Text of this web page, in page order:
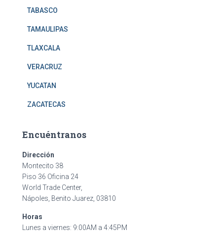
TABASCO
TAMAULIPAS
TLAXCALA
VERACRUZ
YUCATAN
ZACATECAS
Encuéntranos
Dirección
Montecito 38
Piso 36 Oficina 24
World Trade Center,
Nápoles, Benito Juarez, 03810
Horas
Lunes a viernes: 9:00AM a 4:45PM